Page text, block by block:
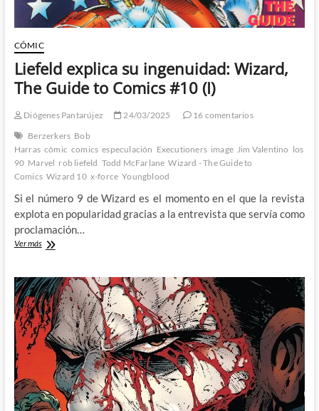
CÓMIC
Liefeld explica su ingenuidad: Wizard,
The Guide to Comics #10 (I)
Diógenes Pantarújez 24/03/2025
16 comentarios
Berzerkers Bob
Harras cómic comics especulación Executioners image Jim Valentino los
90 Marvel rob liefeld Todd McFarlane Wizard - The Guide to
Comics Wizard 10 x-force Youngblood
Si el número 9 de Wizard es el momento en el que la revista
explota en popularidad gracias a la entrevista que servía como
proclamación…
Ver másLiefeld
ingenuidad:
Wizard,
The
Guide
to
Comics
#10